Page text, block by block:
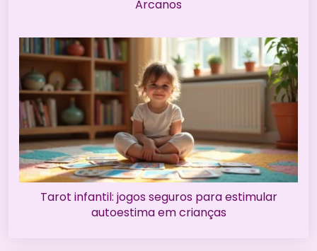
Arcanos
Tarot infantil: jogos seguros para estimular
autoestima em crianças